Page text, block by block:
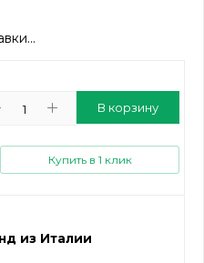
В корзину
Купить в 1 клик
из Италии